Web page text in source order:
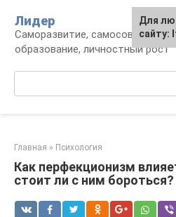
контенту
Лидер
Саморазвитие,
образование, личностный рост
Главная » Психология
Как перфекционизм
стоит ли с ним бороться?
Для
сайту: